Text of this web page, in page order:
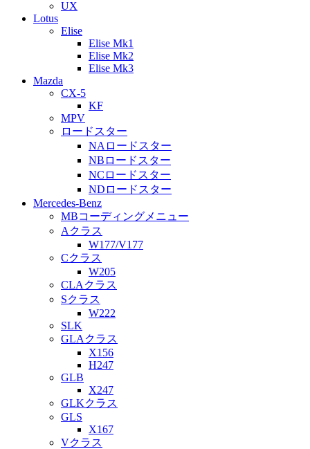
UX
Lotus
Elise
Elise Mk1
Elise Mk2
Elise Mk3
Mazda
CX-5
KF
MPV
ロードスター
NAロードスター
NBロードスター
NCロードスター
NDロードスター
Mercedes-Benz
MBコーディングメニュー
Aクラス
W177/V177
Cクラス
W205
CLAクラス
Sクラス
W222
SLK
GLAクラス
X156
H247
GLB
X247
GLKクラス
GLS
X167
Vクラス